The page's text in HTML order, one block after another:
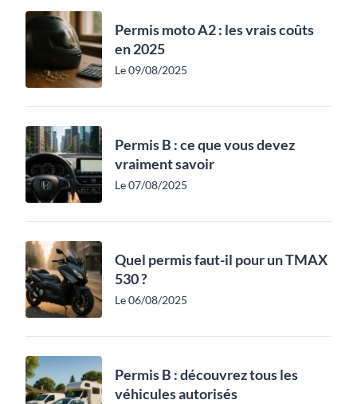
Permis moto A2 : les vrais coûts
en 2025
Le 09/08/2025
Permis B : ce que vous devez
vraiment savoir
Le 07/08/2025
Quel permis faut-il pour un TMAX
530 ?
Le 06/08/2025
Permis B : découvrez tous les
véhicules autorisés